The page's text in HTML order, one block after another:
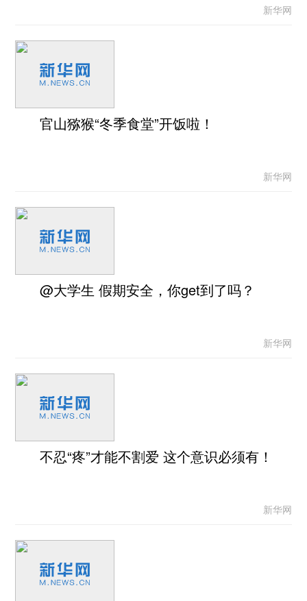
新华网
官山猕猴“冬季食堂”开饭啦！
新华网
@大学生 假期安全，你get到了吗？
新华网
不忍“疼”才能不割爱 这个意识必须有！
新华网